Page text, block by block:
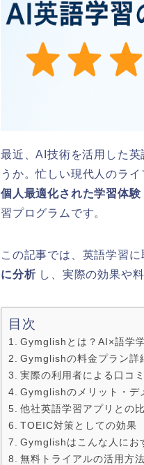
最近、AI技術を活用した
うか。忙しい現代人のラ
個人最適化された学習体験
習プログラムです。
この記事では、英語学習に
に分析し、実際の効果や
目次
Gymglishとは？AI×語学
Gymglishの料金プラン詳
実際の利用者による口コ
Gymglishのメリット・デ
他社英語学習アプリとの
TOEIC対策としての効果
Gymglishはこんな人にお
無料トライアルの活用方法